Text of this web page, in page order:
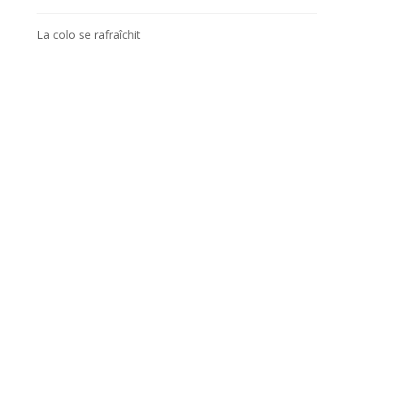
La colo se rafraîchit